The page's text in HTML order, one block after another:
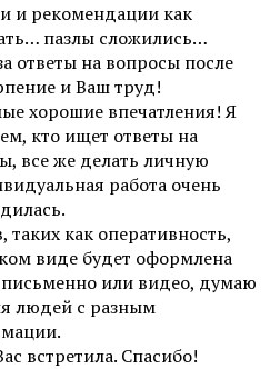
и рекомендации как
пазлы сложились…
ответы на вопросы после
и Ваш труд!
хорошие впечатления! Я
кто ищет ответы на
все же делать личную
работа очень
как оперативность,
виде будет оформлена
или видео, думаю
людей с разным
встретила. Спасибо!